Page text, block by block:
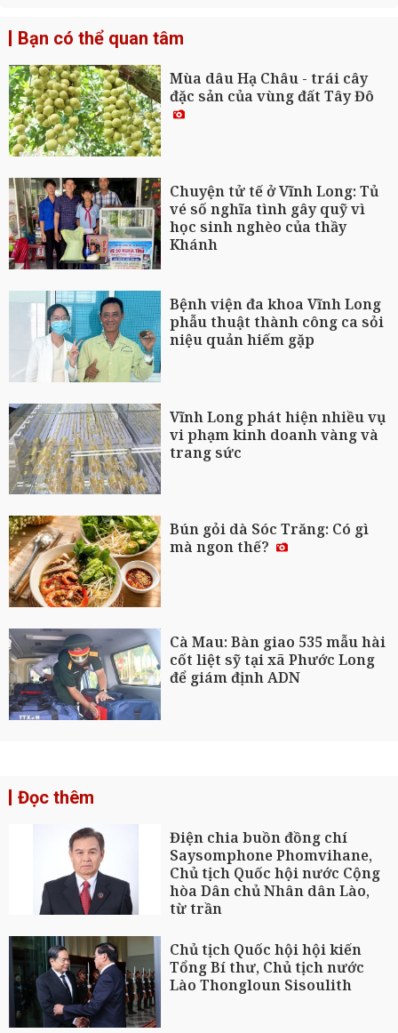
Bạn có thể quan tâm
Mùa dâu Hạ Châu - trái cây
đặc sản của vùng đất Tây Đô
Chuyện tử tế ở Vĩnh Long: Tủ
vé số nghĩa tình gây quỹ vì
học sinh nghèo của thầy
Khánh
Bệnh viện đa khoa Vĩnh Long
phẫu thuật thành công ca sỏi
niệu quản hiếm gặp
Vĩnh Long phát hiện nhiều vụ
vi phạm kinh doanh vàng và
trang sức
Bún gỏi dà Sóc Trăng: Có gì
mà ngon thế?
Cà Mau: Bàn giao 535 mẫu hài
cốt liệt sỹ tại xã Phước Long
để giám định ADN
Đọc thêm
Điện chia buồn đồng chí
Saysomphone Phomvihane,
Chủ tịch Quốc hội nước Cộng
hòa Dân chủ Nhân dân Lào,
từ trần
Chủ tịch Quốc hội hội kiến
Tổng Bí thư, Chủ tịch nước
Lào Thongloun Sisoulith